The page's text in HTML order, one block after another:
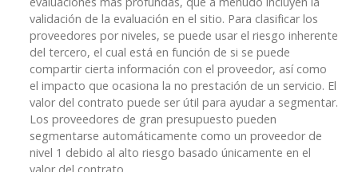
validación de la evaluación en el sitio. Para clasificar los
proveedores por niveles, se puede usar el riesgo inherente
del tercero, el cual está en función de si se puede
compartir cierta información con el proveedor, así como
el impacto que ocasiona la no prestación de un servicio. El
valor del contrato puede ser útil para ayudar a segmentar.
Los proveedores de gran presupuesto pueden
segmentarse automáticamente como un proveedor de
nivel 1 debido al alto riesgo basado únicamente en el